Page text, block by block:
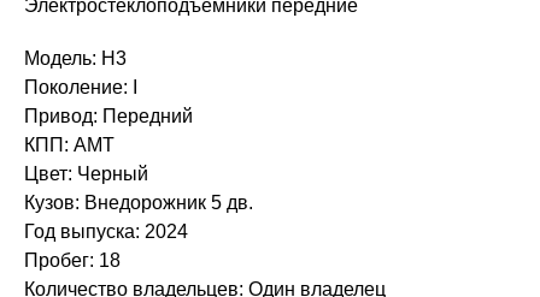
Электростеклоподъёмники передние
Модель: H3
Поколение: I
Привод: Передний
КПП: AMT
Цвет: Черный
Кузов: Внедорожник 5 дв.
Год выпуска: 2024
Пробег: 18
Количество владельцев: Один владелец